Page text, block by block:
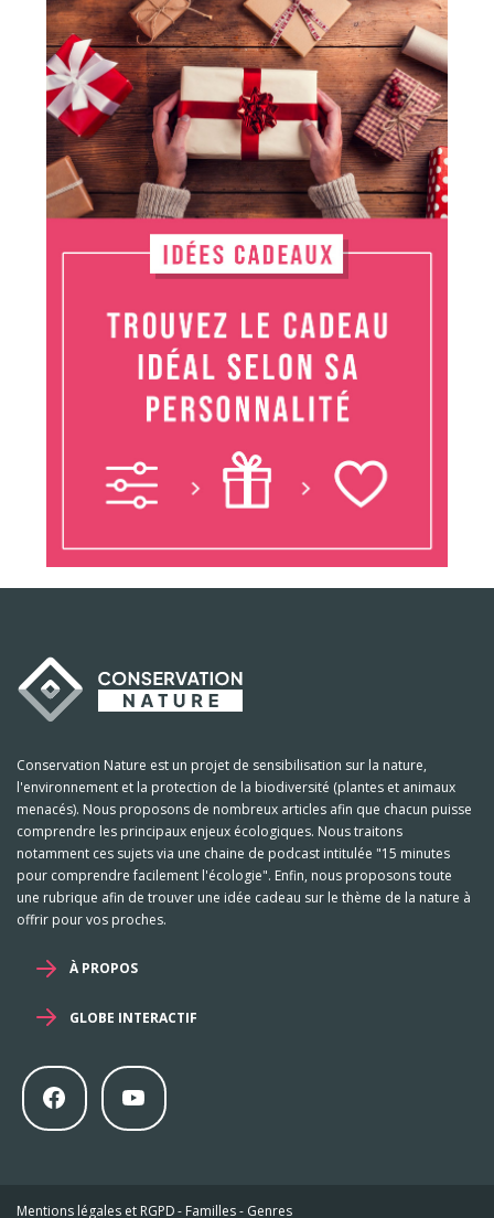
Conservation Nature est un projet de sensibilisation sur la nature,
l'environnement et la protection de la biodiversité (plantes et animaux
menacés). Nous proposons de nombreux articles afin que chacun puisse
comprendre les principaux enjeux écologiques. Nous traitons
notamment ces sujets via une chaine de podcast intitulée "15 minutes
pour comprendre facilement l'écologie". Enfin, nous proposons toute
une rubrique afin de trouver une idée cadeau sur le thème de la nature à
offrir pour vos proches.
À PROPOS
GLOBE INTERACTIF
Mentions légales et RGPD- Familles- Genres